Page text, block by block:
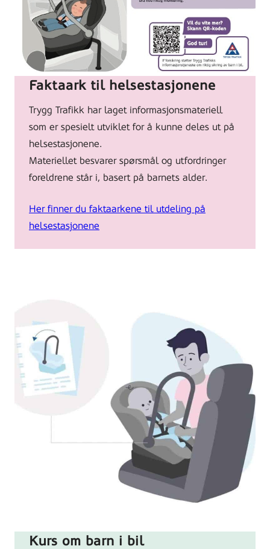
spedbarn
Lagd
Trafikk.
Faktaark til helsestasjonene
Trygg Trafikk har laget informasjonsmateriell
som er spesielt utviklet for å kunne deles ut på
helsestasjonene.
Materiellet besvarer spørsmål og utfordringer
foreldrene står i, basert på barnets alder.
Her finner du faktaarkene til utdeling på
helsestasjonene
babystolen
Kurs om barn i bil